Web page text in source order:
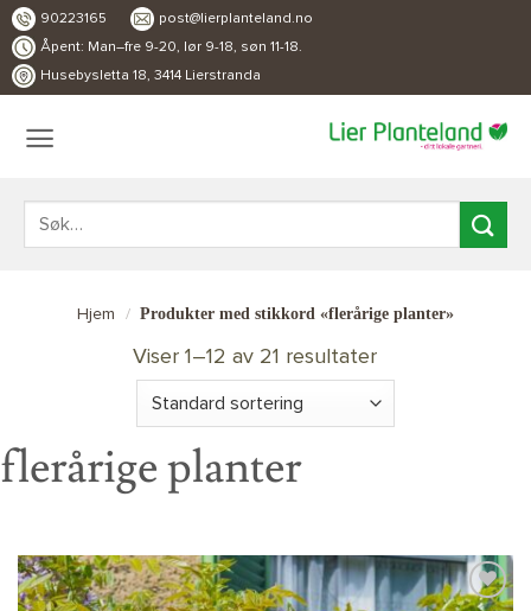
Skip
to
content
90223165
post@lierplanteland.no
Åpent: Man–fre 9-20, lør 9-18, søn 11-18.
Husebysletta 18, 3414 Lierstranda
Søk
etter:
Hjem / Produkter med stikkord «flerårige planter»
Viser 1–12 av 21 resultater
flerårige planter